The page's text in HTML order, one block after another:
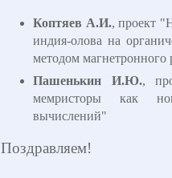
Коптяев А.И., проект
индия-олова на
методом магнетронного
Пашенькин И.Ю.,
мемристоры как
вычислений"
Поздравляем!